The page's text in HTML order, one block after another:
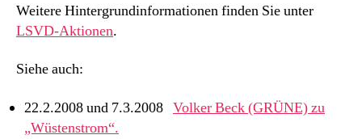
Weitere Hintergrundinformationen finden Sie unter
LSVD-Aktionen.
Siehe auch:
22.2.2008 und 7.3.2008 Volker Beck (GRÜNE) zu
„Wüstenstrom“.